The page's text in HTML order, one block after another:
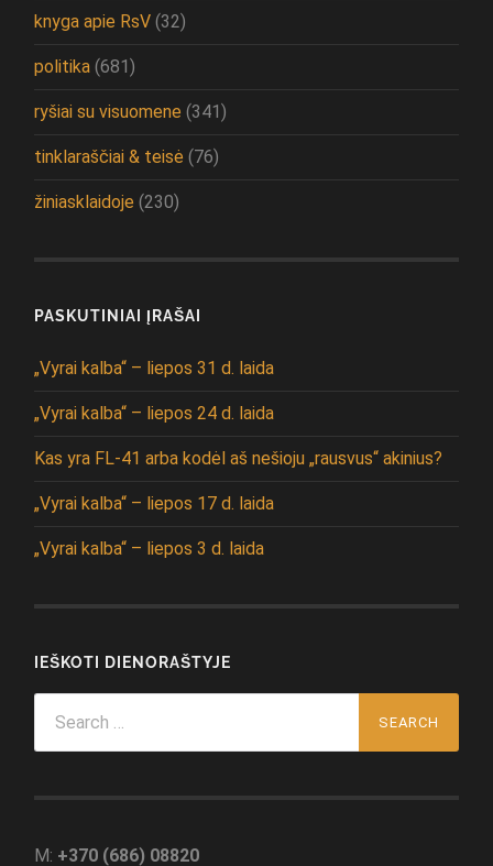
knyga apie RsV (32)
politika (681)
ryšiai su visuomene (341)
tinklaraščiai & teisė (76)
žiniasklaidoje (230)
PASKUTINIAI ĮRAŠAI
„Vyrai kalba“ – liepos 31 d. laida
„Vyrai kalba“ – liepos 24 d. laida
Kas yra FL-41 arba kodėl aš nešioju „rausvus“ akinius?
„Vyrai kalba“ – liepos 17 d. laida
„Vyrai kalba“ – liepos 3 d. laida
IEŠKOTI DIENORAŠTYJE
for:
M: +370 (686) 08820